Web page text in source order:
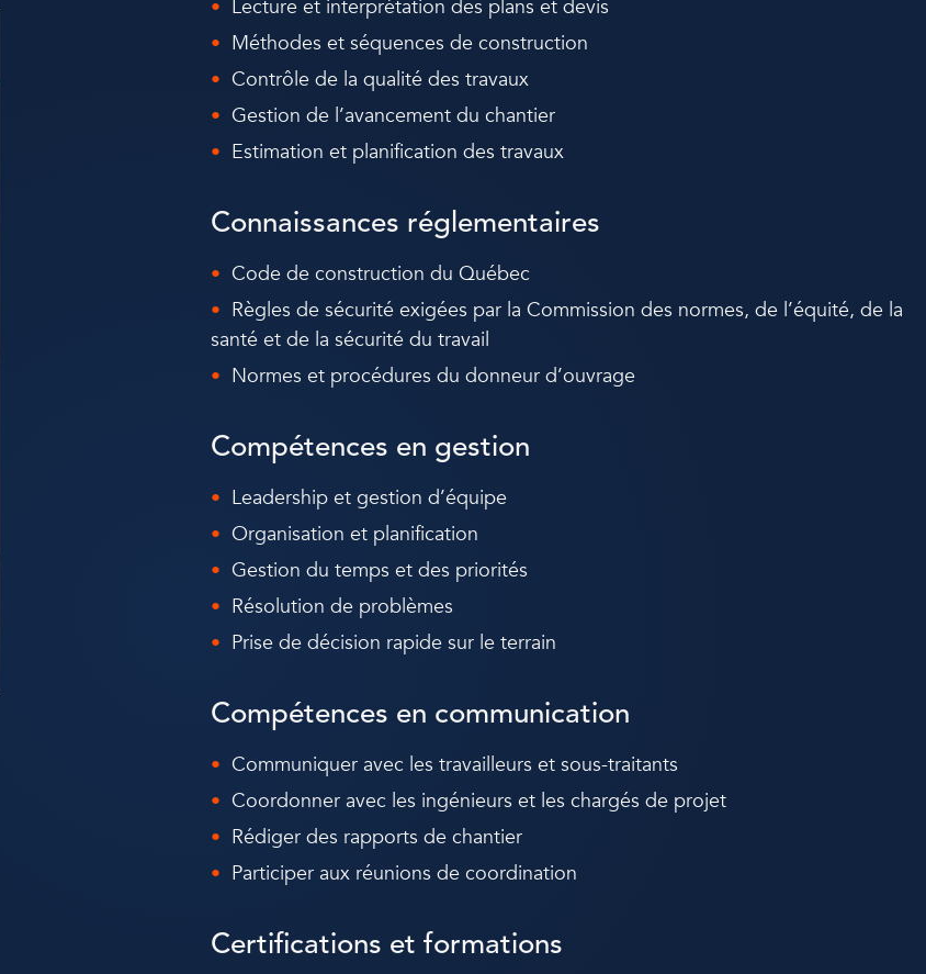
Lecture et interprétation des plans et devis
Méthodes et séquences de construction
Contrôle de la qualité des travaux
Gestion de l’avancement du chantier
Estimation et planification des travaux
Connaissances réglementaires
Code de construction du Québec
Règles de sécurité exigées par la Commission des normes, de l’équité, de la
santé et de la sécurité du travail
Normes et procédures du donneur d’ouvrage
Compétences en gestion
Leadership et gestion d’équipe
Organisation et planification
Gestion du temps et des priorités
Résolution de problèmes
Prise de décision rapide sur le terrain
Compétences en communication
Communiquer avec les travailleurs et sous-traitants
Coordonner avec les ingénieurs et les chargés de projet
Rédiger des rapports de chantier
Participer aux réunions de coordination
Certifications et formations